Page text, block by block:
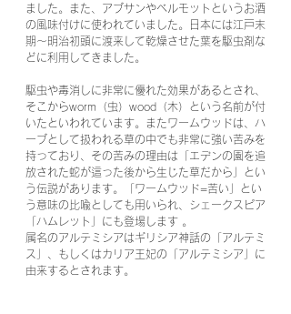
ました。また、アブサンやベルモットというお酒
の風味付けに使われていました。日本には江戸末
期～明治初頭に渡来して乾燥させた葉を駆虫剤な
どに利用してきました。
駆虫や毒消しに非常に優れた効果があるとされ、
そこからworm（虫）wood（木）という名前が付
いたといわれています。またワームウッドは、ハ
ーブとして扱われる草の中でも非常に強い苦みを
持っており、その苦みの理由は「エデンの園を追
放された蛇が這った後から生じた草だから」とい
う伝説があります。「ワームウッド=苦い」とい
う意味の比喩としても用いられ、シェークスピア
「ハムレット」にも登場します 。
属名のアルテミシアはギリシア神話の「アルテミ
ス」、もしくはカリア王妃の「アルテミシア」に
由来するとされます。